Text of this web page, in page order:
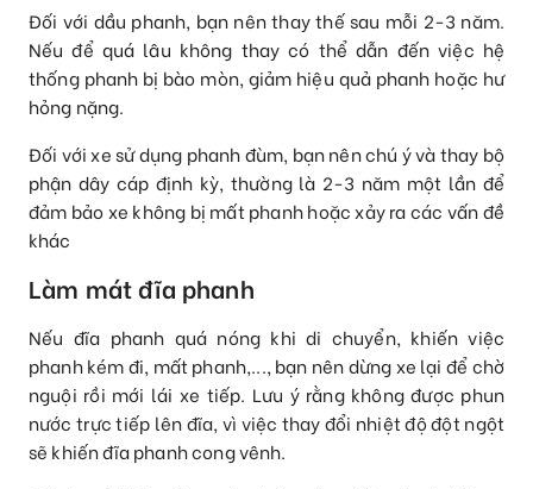
Đối với dầu phanh, bạn nên thay thế sau mỗi 2-3 năm.
Nếu để quá lâu không thay có thể dẫn đến việc hệ
thống phanh bị bào mòn, giảm hiệu quả phanh hoặc hư
hỏng nặng.
Đối với xe sử dụng phanh đùm, bạn nên chú ý và thay bộ
phận dây cáp định kỳ, thường là 2-3 năm một lần để
đảm bảo xe không bị mất phanh hoặc xảy ra các vấn đề
khác
Làm mát đĩa phanh
Nếu đĩa phanh quá nóng khi di chuyển, khiến việc
phanh kém đi, mất phanh,..., bạn nên dừng xe lại để chờ
nguội rồi mới lái xe tiếp. Lưu ý rằng không được phun
nước trực tiếp lên đĩa, vì việc thay đổi nhiệt độ đột ngột
sẽ khiến đĩa phanh cong vênh.